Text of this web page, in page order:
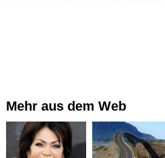
Mehr aus dem Web